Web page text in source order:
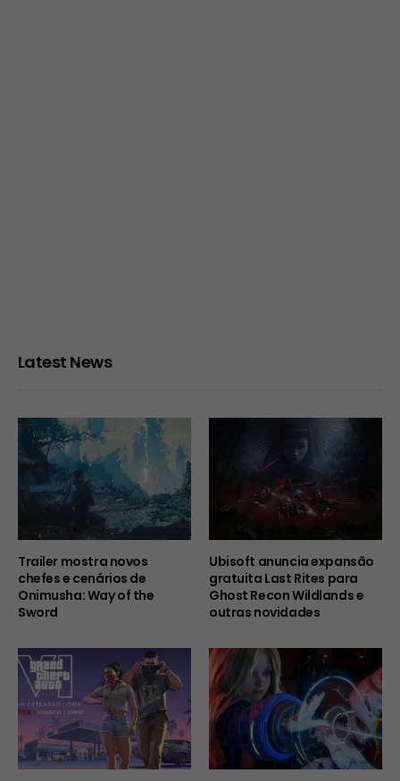
Latest News
Trailer mostra novos
chefes e cenários de
Onimusha: Way of the
Sword
Ubisoft anuncia expansão
gratuita Last Rites para
Ghost Recon Wildlands e
outras novidades